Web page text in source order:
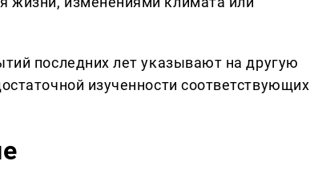
последних лет указывают на другую
изученности соответствующих